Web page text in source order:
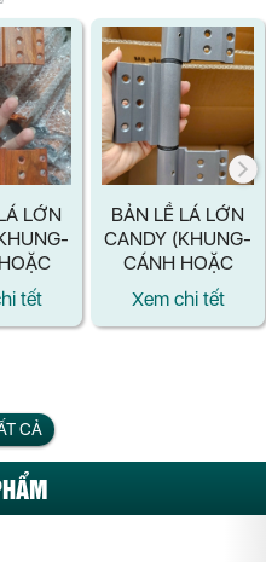
LỚN
GỖ -
tết
BẢN LỀ LÁ LỚN
CANDY (KHUNG-
CÁNH HOẶC
CÁNH-CÁNH)
MÀU BẠC - LOẠI
MỚI
Xem chi tết
CẢ